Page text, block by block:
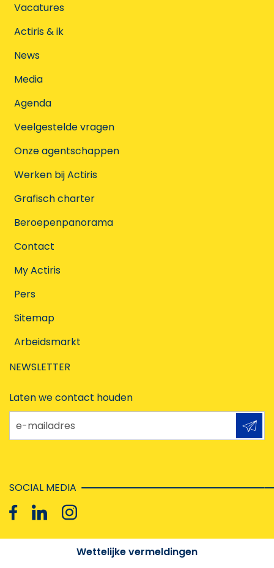
Vacatures
Actiris & ik
News
Media
Agenda
Veelgestelde vragen
Onze agentschappen
Werken bij Actiris
Grafisch charter
Beroepenpanorama
Contact
My Actiris
Pers
Sitemap
Arbeidsmarkt
NEWSLETTER
Laten we contact houden
e-mailadres
SOCIAL MEDIA
Wettelijke vermeldingen